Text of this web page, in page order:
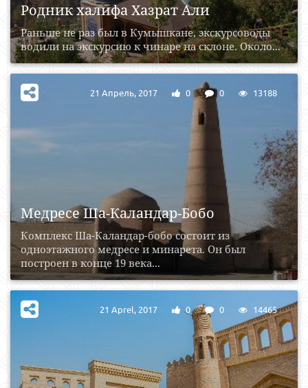
Родник халифа Хазрат Али
Раньше не раз был в Кумышкане, экскурсоводы
водили на экскурсию к чинаре на склоне. Около...
Медресе Ша-Каландар-Бобо
Комплекс Ша-Каландар-бобо состоит из
одноэтажного медресе и минарета. Он был
построен в конце 19 века...
21 Апрель, 2017 0 0 13188
21 Aprel, 2017 0 0 14465